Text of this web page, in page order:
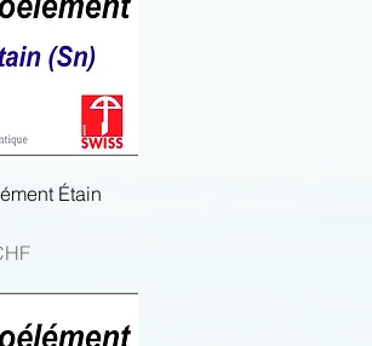
rapide
Étain